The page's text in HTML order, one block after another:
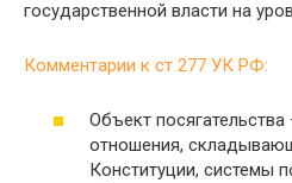
государственной власти на
Комментарии к ст 277 УК РФ:
Объект
отношения,
Конституции, системы